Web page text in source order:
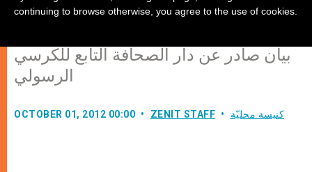
بيان صادر عن دار الصحافة التابع للكرسي
الرسولي
OCTOBER 01, 2012 00:00 ZENIT STAFF كنيسة محليّة
continuing to browse otherwise, you agree to the use of cookies.